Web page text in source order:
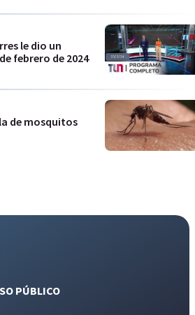
le dio un
febrero de 2024
de mosquitos
PÚBLICO